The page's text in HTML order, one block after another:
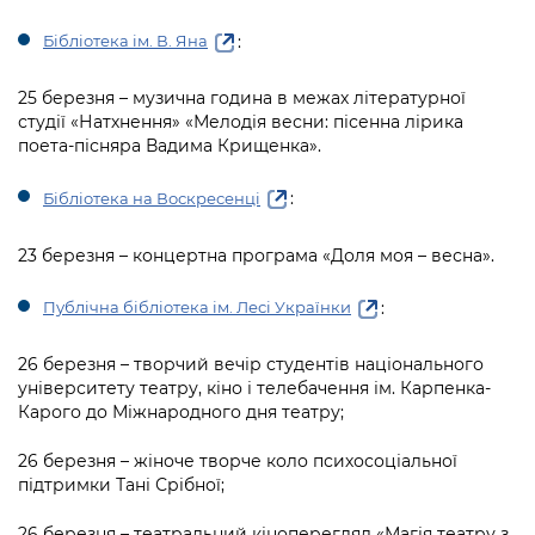
Бібліотека ім. В. Яна :
25 березня – музична година в межах літературної
студії «Натхнення» «Мелодія весни: пісенна лірика
поета-пісняра Вадима Крищенка».
Бібліотека на Воскресенці :
23 березня – концертна програма «Доля моя – весна».
Публічна бібліотека ім. Лесі Українки :
26 березня – творчий вечір студентів національного
університету театру, кіно і телебачення ім. Карпенка-
Карого до Міжнародного дня театру;
26 березня – жіноче творче коло психосоціальної
підтримки Тані Срібної;